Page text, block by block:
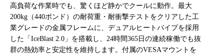
高負荷な作業時でも、驚くほど静かでクールに動作。最大
200kg（440ポンド）の耐荷重・耐衝撃テストをクリアした工
業グレードの金属フレームに、デュアルヒートパイプを採用
した「IceBlast 2.0」を搭載し、24時間365日の連続稼働でも抜
群の熱効率と安定性を維持します。付属のVESAマウントを